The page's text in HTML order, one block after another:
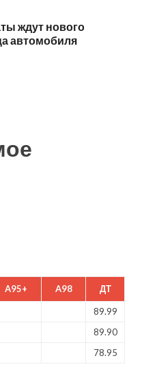
ждут нового
автомобиля
A95+ A98 ДТ
89.99
89.90
78.95